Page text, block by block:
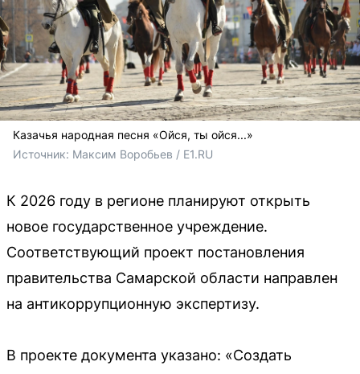
Казачья народная песня «Ойся, ты ойся...»
Источник: Максим Воробьев / E1.RU
К 2026 году в регионе планируют открыть
новое государственное учреждение.
Соответствующий проект постановления
правительства Самарской области направлен
на антикоррупционную экспертизу.
В проекте документа указано: «Создать